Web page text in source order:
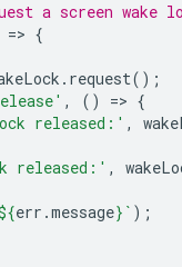
a screen wake
=> {
. request();
, () => {
released:' ,
released:' ,
err .message} ` );